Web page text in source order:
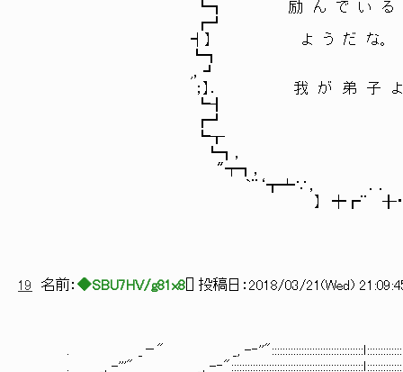
┗┓ 励 ん で い る
┏┛
┥】 よ う だ
┗┓ ┛
,，┛ 【
；】． 我 が 弟 子
┗┨ 【
┏┛
┗┰ ,
┗┓，
〝┯┓， ，〟
`¨‘┳┷∵， ．． ┝
】 ┿┏¨ ╂・┓
19 名前： ◆SBU7HV/g81x8 ] 投稿日： 2018/03/21(Wed)
. _－" _, -‐''"::::::::::::::::::::::::::::::::::ｌ
. _, -'''" _, -‐":::::::::::::::::::::::::::::::::::::::::::::::::ｌ